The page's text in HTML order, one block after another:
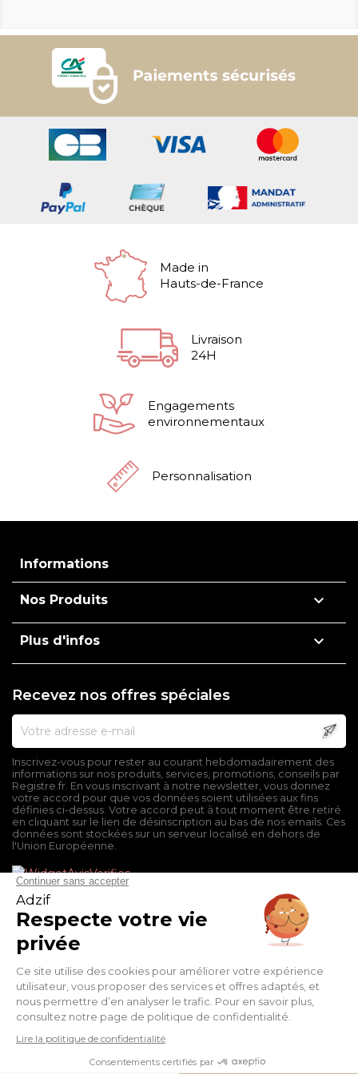
Made in
Hauts-de-France
Livraison
24H
Engagements
environnementaux
Personnalisation
Informations
Nos Produits 
Plus d'infos 
Recevez nos offres spéciales
Inscrivez-vous pour rester au courant hebdomadairement des
informations sur nos produits, services, promotions, conseils par
Registre.fr. En vous inscrivant à notre newsletter, vous donnez
votre accord pour que vos données soient utilisées aux fins
définies ci-dessus. Votre accord peut à tout moment être retiré
en cliquant sur le lien de désinscription au bas de nos emails. Ces
données sont stockées sur un serveur localisé en dehors de
l'Union Européenne.
Conditions générales de vente
Politique de confidentialité
FacebookTwitter